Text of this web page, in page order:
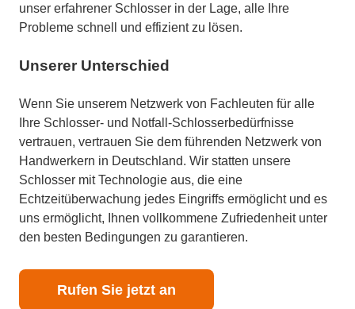
unser erfahrener Schlosser in der Lage, alle Ihre
Probleme schnell und effizient zu lösen.
Unserer Unterschied
Wenn Sie unserem Netzwerk von Fachleuten für alle
Ihre Schlosser- und Notfall-Schlosserbedürfnisse
vertrauen, vertrauen Sie dem führenden Netzwerk von
Handwerkern in Deutschland. Wir statten unsere
Schlosser mit Technologie aus, die eine
Echtzeitüberwachung jedes Eingriffs ermöglicht und es
uns ermöglicht, Ihnen vollkommene Zufriedenheit unter
den besten Bedingungen zu garantieren.
Rufen Sie jetzt an